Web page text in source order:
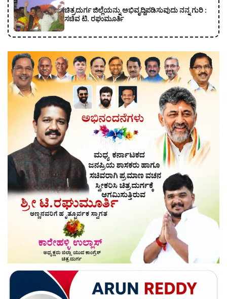
ಚಿತ್ರದುರ್ಗ ಜಿಲ್ಲೆಯನ್ನು ಅಭಿವೃದ್ದಿಪಡಿಸುವುದು ನನ್ನ ಗುರಿ :
ಸಚಿವ ಟಿ. ರಘುಮೂರ್ತಿ